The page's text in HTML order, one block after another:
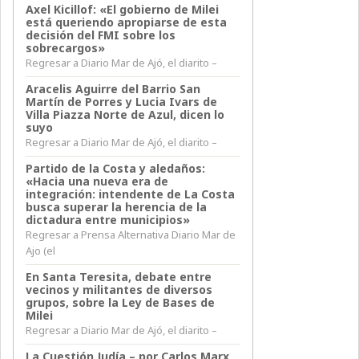
Axel Kicillof: «El gobierno de Milei
está queriendo apropiarse de esta
decisión del FMI sobre los
sobrecargos»
Regresar a Diario Mar de Ajó, el diarito –
Aracelis Aguirre del Barrio San
Martín de Porres y Lucia Ivars de
Villa Piazza Norte de Azul, dicen lo
suyo
Regresar a Diario Mar de Ajó, el diarito –
Partido de la Costa y aledaños:
«Hacia una nueva era de
integración: intendente de La Costa
busca superar la herencia de la
dictadura entre municipios»
Regresar a Prensa Alternativa Diario Mar de
Ajo (el
En Santa Teresita, debate entre
vecinos y militantes de diversos
grupos, sobre la Ley de Bases de
Milei
Regresar a Diario Mar de Ajó, el diarito –